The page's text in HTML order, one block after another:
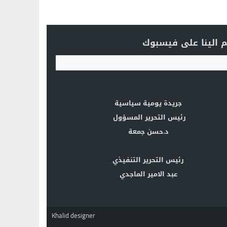
الينا على فيسبوك
جريدة يومية سياسية
رئيس التحرير المسؤول
د.حسن جمعة
رئيس التحرير التنفيذي
عبد الامير الماجدي
Khalid designer